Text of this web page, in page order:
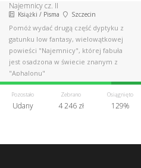
Najemnicy cz. II
Książki / Pisma Szczecin
Pomóż wydać drugą część dyptyku z
gatunku low fantasy, wielowątkowej
powieści "Najemnicy", której fabuła
jest osadzona w świecie znanym z
"Aphalonu"
Pozostało
Udany
Zebrano
4 246 zł
Osiągnięto
129%